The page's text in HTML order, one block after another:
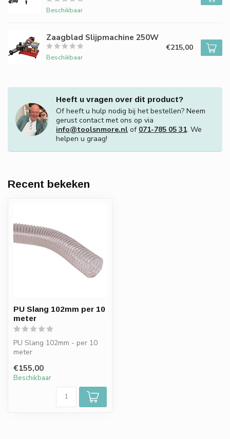
Beschikbaar
Zaagblad Slijpmachine 250W
Beschikbaar
€215,00
Heeft u vragen over dit product?
Of heeft u hulp nodig bij het bestellen? Neem
gerust contact met ons op via
info@toolsnmore.nl of 071-785 05 31. We
helpen u graag!
Recent bekeken
PU Slang 102mm per 10
meter
PU Slang 102mm - per 10
meter
€155,00
Beschikbaar